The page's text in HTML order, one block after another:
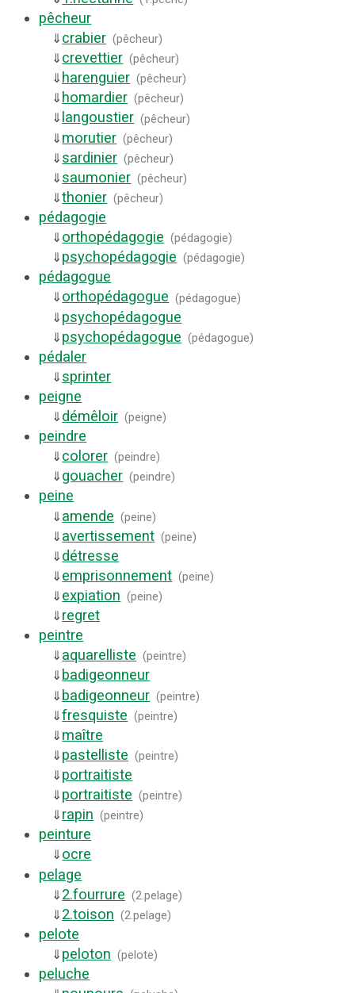
pêcheur
⇓ crabier (pêcheur)
⇓ crevettier (pêcheur)
⇓ harenguier (pêcheur)
⇓ homardier (pêcheur)
⇓ langoustier (pêcheur)
⇓ morutier (pêcheur)
⇓ sardinier (pêcheur)
⇓ saumonier (pêcheur)
⇓thonier (pêcheur)
pédagogie
⇓ orthopédagogie (pédagogie)
⇓ psychopédagogie (pédagogie)
pédagogue
⇓ orthopédagogue (pédagogue)
⇓ psychopédagogue
⇓ psychopédagogue (pédagogue)
pédaler
⇓ sprinter
peigne
⇓ démêloir (peigne)
peindre
⇓ colorer (peindre)
⇓ gouacher (peindre)
peine
⇓ amende (peine)
⇓ avertissement (peine)
⇓ détresse
⇓ emprisonnement (peine)
⇓ expiation (peine)
⇓ regret
peintre
⇓ aquarelliste (peintre)
⇓ badigeonneur
⇓ badigeonneur (peintre)
⇓fresquiste (peintre)
⇓ maître
⇓ pastelliste (peintre)
⇓ portraitiste
⇓ portraitiste (peintre)
⇓ rapin (peintre)
peinture
⇓ ocre
pelage
⇓ 2.fourrure (2.pelage)
⇓ 2.toison (2.pelage)
pelote
⇓ peloton (pelote)
peluche